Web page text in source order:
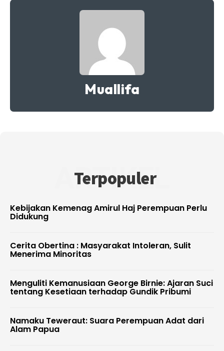
Muallifa
Terpopuler
ARTIKEL
Kebijakan Kemenag Amirul Haj Perempuan Perlu
Didukung
Cerita Obertina : Masyarakat Intoleran, Sulit
Menerima Minoritas
Menguliti Kemanusiaan George Birnie: Ajaran Suci
tentang Kesetiaan terhadap Gundik Pribumi
Namaku Teweraut: Suara Perempuan Adat dari
Alam Papua